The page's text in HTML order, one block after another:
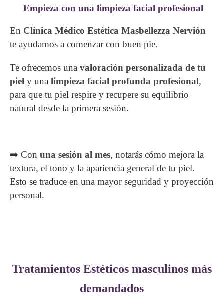
Empieza con una limpieza facial profesional
En Clínica Médico Estética Masbellezza Nervión
te ayudamos a comenzar con buen pie.
Te ofrecemos una valoración personalizada de tu
piel y una limpieza facial profunda profesional,
para que tu piel respire y recupere su equilibrio
natural desde la primera sesión.
➡️ Con una sesión al mes, notarás cómo mejora la
textura, el tono y la apariencia general de tu piel.
Esto se traduce en una mayor seguridad y proyección
personal.
Tratamientos Estéticos masculinos más
demandados